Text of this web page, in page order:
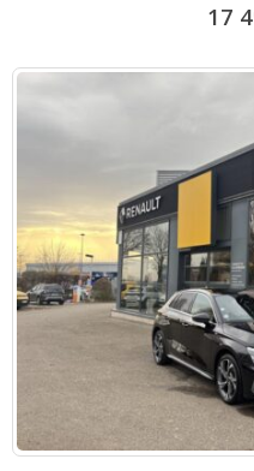
17